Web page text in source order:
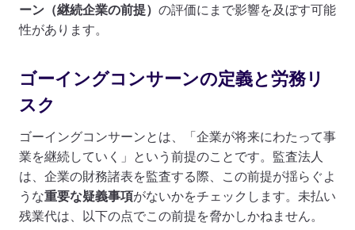
ーン（継続企業の前提） の評価にまで影響を及ぼす可能
性があります。
ゴーイングコンサーンの定義と労務リ
スク
ゴーイングコンサーンとは、「企業が将来にわたって事
業を継続していく」という前提のことです。監査法人
は、企業の財務諸表を監査する際、この前提が揺らぐよ
うな重要な疑義事項がないかをチェックします。未払い
残業代は、以下の点でこの前提を脅かしかねません。